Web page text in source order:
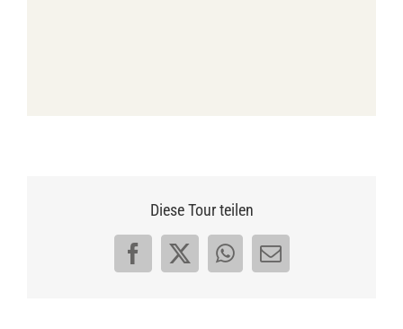
Diese Tour teilen
Facebook
X WhatsApp
E-